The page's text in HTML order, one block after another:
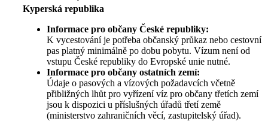
Kyperská republika
Informace pro občany České republiky:
K vycestování je potřeba občanský průkaz nebo cestovní
pas platný minimálně po dobu pobytu. Vízum není od
vstupu České republiky do Evropské unie nutné.
Informace pro občany ostatních zemí:
Údaje o pasových a vízových požadavcích včetně
přibližných lhůt pro vyřízení víz pro občany třetích zemí
jsou k dispozici u příslušných úřadů třetí země
(ministerstvo zahraničních věcí, zastupitelský úřad).